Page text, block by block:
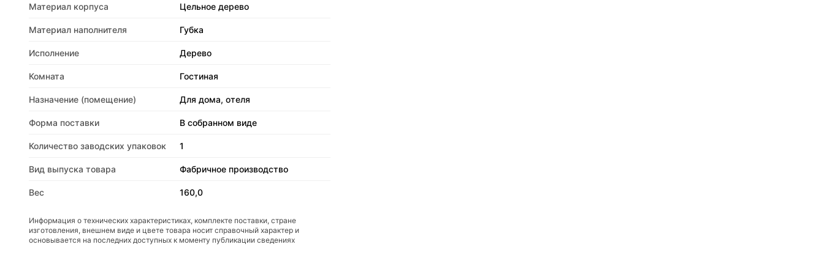
Материал корпуса Цельное дерево
Материал наполнителя Губка
Исполнение Дерево
Комната Гостиная
Назначение (помещение) Для дома, отеля
Форма поставки В собранном виде
Количество заводских упаковок 1
Вид выпуска товара Фабричное производство
Вес 160,0
Информация о технических характеристиках, комплекте поставки, стране
изготовления, внешнем виде и цвете товара носит справочный характер и
основывается на последних доступных к моменту публикации сведениях